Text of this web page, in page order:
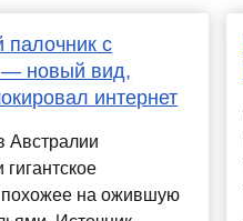
палочник с
новый вид,
интернет
Австралии
похожее на ожившую